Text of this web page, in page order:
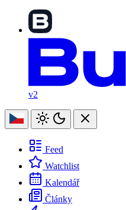
v2
Feed
Watchlist
Kalendář
Články